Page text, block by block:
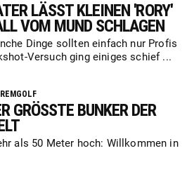
LÄSST KLEINEN 'RORY'
VOM MUND SCHLAGEN
Dinge sollten einfach nur Profis
Versuch ging einiges schief ...
GRÖSSTE BUNKER DER W
als 50 Meter hoch: Willkommen in